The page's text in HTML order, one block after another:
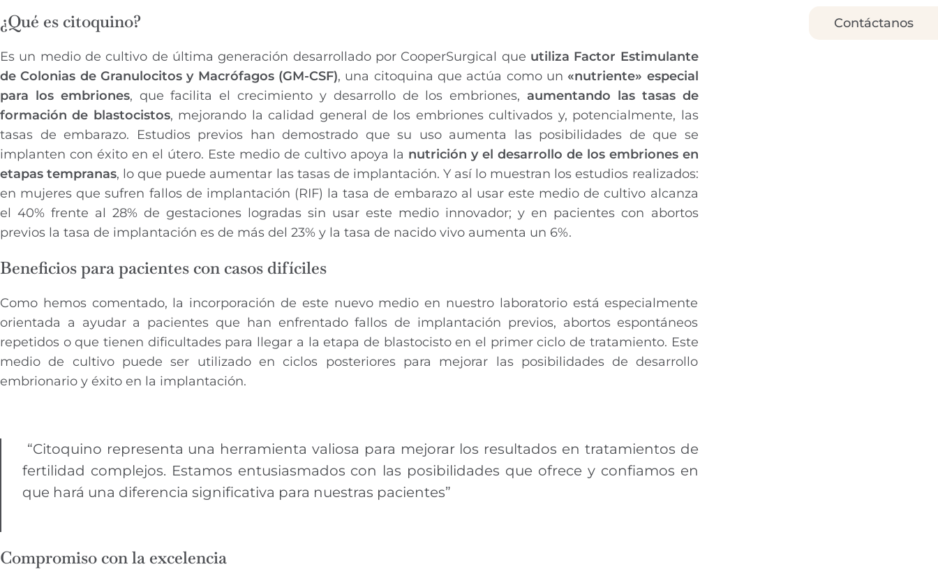
¿Qué es citoquino?
Es un medio de cultivo de última generación desarrollado por CooperSurgical que utiliza Factor Estimulante
de Colonias de Granulocitos y Macrófagos (GM-CSF), una citoquina que actúa como un «nutriente» especial
para los embriones, que facilita el crecimiento y desarrollo de los embriones,aumentando las tasas de
formación de blastocistos, mejorando la calidad general de los embriones cultivados y, potencialmente, las
tasas de embarazo. Estudios previos han demostrado que su uso aumenta las posibilidades de que se
implanten con éxito en el útero. Este medio de cultivo apoya la nutrición y el desarrollo de los embriones en
etapas tempranas, lo que puede aumentar las tasas de implantación. Y así lo muestran los estudios realizados:
en mujeres que sufren fallos de implantación (RIF) la tasa de embarazo al usar este medio de cultivo alcanza
el 40% frente al 28% de gestaciones logradas sin usar este medio innovador; y en pacientes con abortos
previos la tasa de implantación es de más del 23% y la tasa de nacido vivo aumenta un 6%.
Beneficios para pacientes con casos difíciles
Como hemos comentado, la incorporación de este nuevo medio en nuestro laboratorio está especialmente
orientada a ayudar a pacientes que han enfrentado fallos de implantación previos, abortos espontáneos
repetidos o que tienen dificultades para llegar a la etapa de blastocisto en el primer ciclo de tratamiento. Este
medio de cultivo puede ser utilizado en ciclos posteriores para mejorar las posibilidades de desarrollo
embrionario y éxito en la implantación.
“Citoquino representa una herramienta valiosa para mejorar los resultados en tratamientos de
fertilidad complejos. Estamos entusiasmados con las posibilidades que ofrece y confiamos en
que hará una diferencia significativa para nuestras pacientes”
Compromiso con la excelencia
Contáctanos